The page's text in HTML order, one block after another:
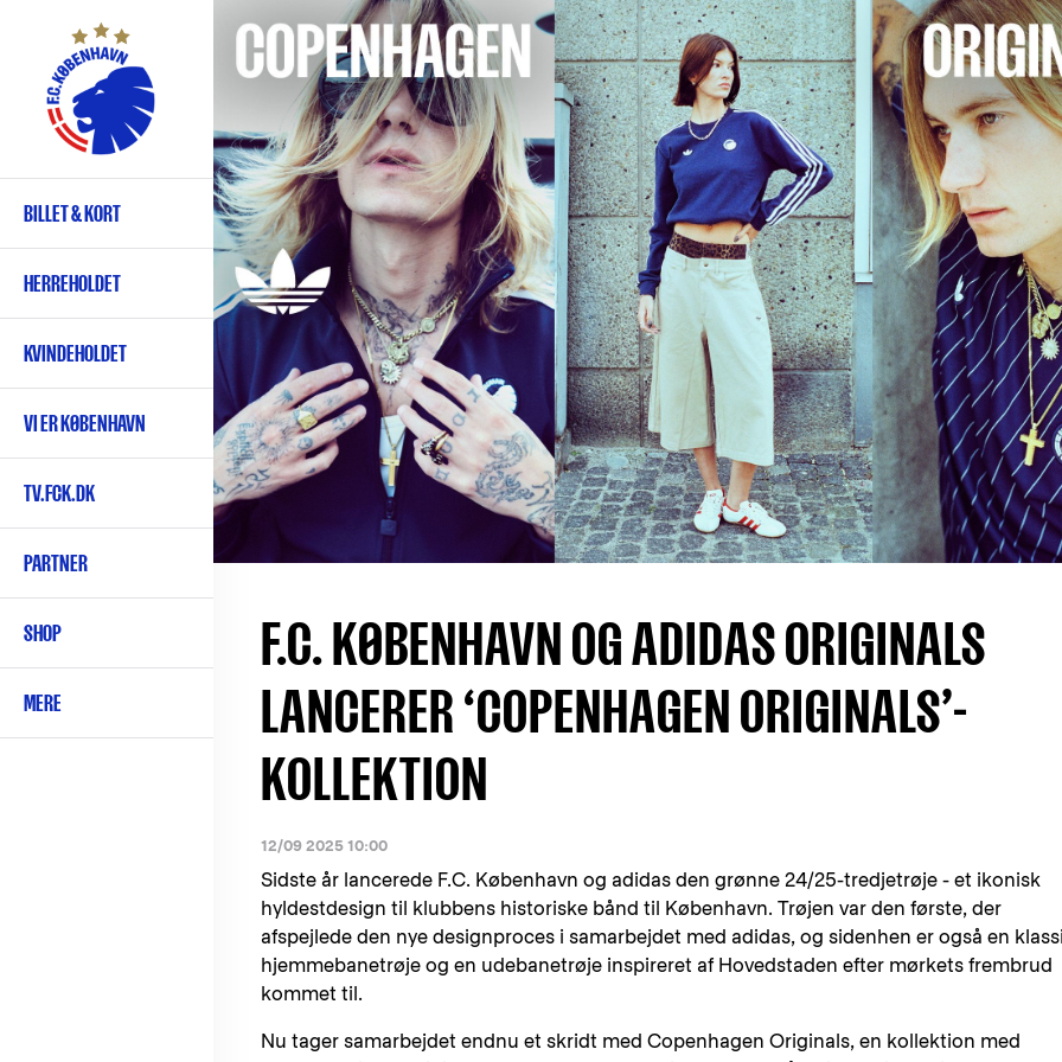
hovedindhold
Primær
navigation
BILLET & KORT
HERREHOLDET
KVINDEHOLDET
VI ER KØBENHAVN
TV.FCK.DK
PARTNER
SHOP
MERE
F.C. KØBENHAVN OG ADIDAS ORIGINALS
LANCERER ‘COPENHAGEN ORIGINALS’-
KOLLEKTION
12/09 2025 10:00
Sidste år lancerede F.C. København og adidas den grønne 24/25-tredjetrøje - et ikonisk
hyldestdesign til klubbens historiske bånd til København. Trøjen var den første, der
afspejlede den nye designproces i samarbejdet med adidas, og sidenhen er også en
hjemmebanetrøje og en udebanetrøje inspireret af Hovedstaden efter mørkets frembrud
kommet til.
Nu tager samarbejdet endnu et skridt med Copenhagen Originals, en kollektion med